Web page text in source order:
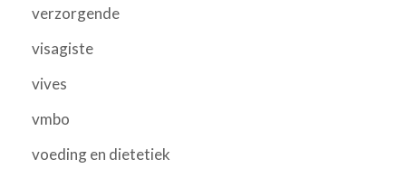
verzorgende
visagiste
vives
vmbo
voeding en dietetiek